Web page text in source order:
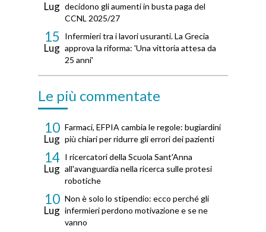
Lug decidono gli aumenti in busta paga del
CCNL 2025/27
15
Lug
Infermieri tra i lavori usuranti. La Grecia
approva la riforma: 'Una vittoria attesa da
25 anni'
Le più commentate
10
Lug
Farmaci, EFPIA cambia le regole: bugiardini
più chiari per ridurre gli errori dei pazienti
14
Lug
I ricercatori della Scuola Sant'Anna
all'avanguardia nella ricerca sulle protesi
robotiche
10
Lug
Non è solo lo stipendio: ecco perché gli
infermieri perdono motivazione e se ne
vanno